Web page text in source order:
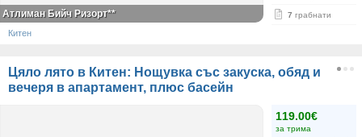
7 грабнати
Атлиман Бийч Ризорт**
Китен
Цяло лято в Китен: Нощувка със закуска, обяд и
вечеря в апартамент, плюс басейн
119.00€
за трима